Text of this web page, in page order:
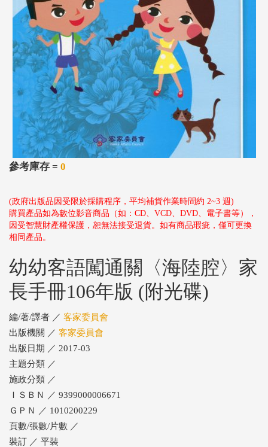
參考庫存 = 0
(政府出版品因受限於採購程序，平均補貨作業時間約 2~3 週)
購買產品如為數位影音商品（如：CD、VCD、DVD、電子書等），
因受智慧財產權保護，恕無法接受退貨。如有商品瑕疵，僅可更換
相同產品。
幼幼客語闖通關〈海陸腔〉家
長手冊106年版 (附光碟)
編/著/譯者 ／ 客家委員會
出版機關 ／ 客家委員會
出版日期 ／ 2017-03
主題分類 ／
施政分類 ／
ＩＳＢＮ ／ 9399000006671
ＧＰＮ ／ 1010200229
頁數/張數/片數 ／
裝訂 ／ 平裝